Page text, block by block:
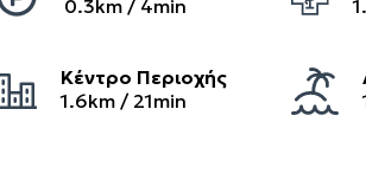
0.3km / 4min
Κέντρο Περιοχής
1.6km / 21min